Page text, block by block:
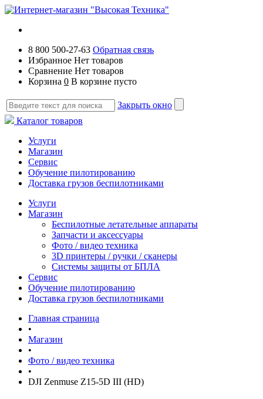
8 800 500-27-63 Обратная связь
Избранное Нет товаров
Сравнение Нет товаров
Корзина 0 В корзине пусто
Закрыть окно
Каталог товаров
Услуги
Магазин
Сервис
Обучение пилотированию
Доставка грузов беспилотниками
Услуги
Магазин
Беспилотные летательные аппараты
Запчасти и аксессуары
Фото / видео техника
3D принтеры / ручки / сканеры
Системы защиты от БПЛА
Сервис
Обучение пилотированию
Доставка грузов беспилотниками
Главная страница
•
Магазин
•
Фото / видео техника
•
DJI Zenmuse Z15-5D III (HD)